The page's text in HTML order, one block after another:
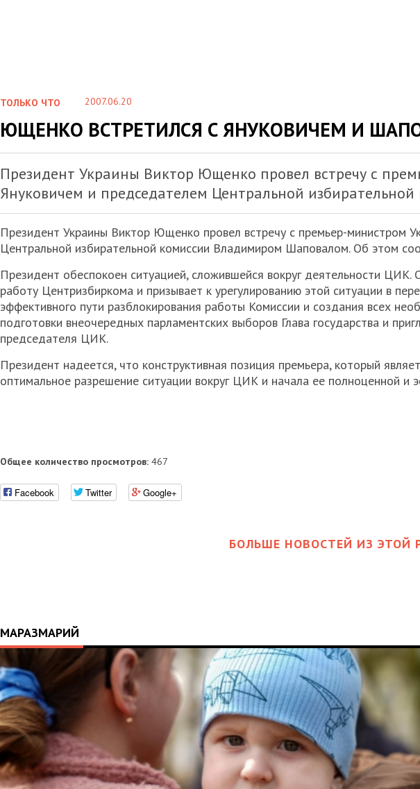
ТОЛЬКО ЧТО 2007.06.20
ЮЩЕНКО ВСТРЕТИЛСЯ С ЯНУКОВИЧЕМ И
Президент Украины Виктор Ющенко провел встречу с
Януковичем и председателем Центральной
Президент Украины Виктор Ющенко провел встречу с премьер-министром
Центральной избирательной комиссии Владимиром Шаповалом. Об этом
Президент обеспокоен ситуацией, сложившейся вокруг деятельности
работу Центризбиркома и призывает к урегулированию этой ситуации в
эффективного пути разблокирования работы Комиссии и создания всех
подготовки внеочередных парламентских выборов Глава государства и
председателя ЦИК.
Президент надеется, что конструктивная позиция премьера, который
оптимальное разрешение ситуации вокруг ЦИК и начала ее полноценной и
Общее количество просмотров: 467
Facebook Twitter Google+
БОЛЬШЕ НОВОСТЕЙ ИЗ ЭТОЙ
МАРАЗМАРИЙ